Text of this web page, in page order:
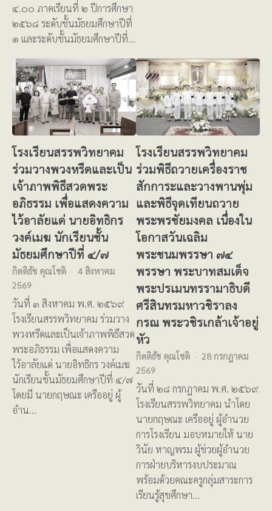
๔.๐๐ ภาคเรียนที่ ๒ ปีการศึกษา
๒๕๖๘ ระดับชั้นมัธยมศึกษาปีที่
๑ และระดับชั้นมัธยมศึกษาปีที่…
โรงเรียนสรรพวิทยาคม
ร่วมวางพวงหรีดและเป็น
เจ้าภาพพิธีสวดพระ
อภิธรรม เพื่อแสดงความ
ไว้อาลัยแด่ นายอิทธิกร
วงค์เมฆ นักเรียนชั้น
มัธยมศึกษาปีที่ ๔/๗
กิตติธัช คุณโชติ
4 สิงหาคม
2569
วันที่ ๓ สิงหาคม พ.ศ. ๒๕๖๙
โรงเรียนสรรพวิทยาคม ร่วมวาง
พวงหรีดและเป็นเจ้าภาพพิธีสวด
พระอภิธรรม เพื่อแสดงความ
ไว้อาลัยแด่ นายอิทธิกร วงค์เมฆ
นักเรียนชั้นมัธยมศึกษาปีที่ ๔/๗
โดยมี นายกฤษณะ เครืออยู่ ผู้
อำน…
โรงเรียนสรรพวิทยาคม
ร่วมพิธีถวายเครื่องราช
สักการะและวางพานพุ่ม
และพิธีจุดเทียนถวาย
พระพรชัยมงคล เนื่องใน
โอกาสวันเฉลิม
พระชนมพรรษา ๗๔
พรรษา พระบาทสมเด็จ
พระปรเมนทรรามาธิบดี
ศรีสินทรมหาวชิราลง
กรณ พระวชิรเกล้าเจ้าอยู่
หัว
กิตติธัช คุณโชติ
28 กรกฎาคม
2569
วันที่ ๒๘ กรกฎาคม พ.ศ. ๒๕๖๙
โรงเรียนสรรพวิทยาคม นำโดย
นายกฤษณะ เครืออยู่ ผู้อำนวย
การโรงเรียน มอบหมายให้ นาย
วินัย หาญพรม ผู้ช่วยผู้อำนวย
การฝ่ายบริหารงบประมาณ
พร้อมด้วยคณะครูกลุ่มสาระการ
เรียนรู้สุขศึกษา…